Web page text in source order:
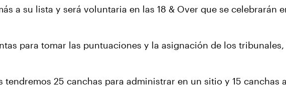
a su lista y será voluntaria en las 18 & Over que se celebrarán
para tomar las puntuaciones y la asignación de los
tendremos 25 canchas para administrar en un sitio y 15